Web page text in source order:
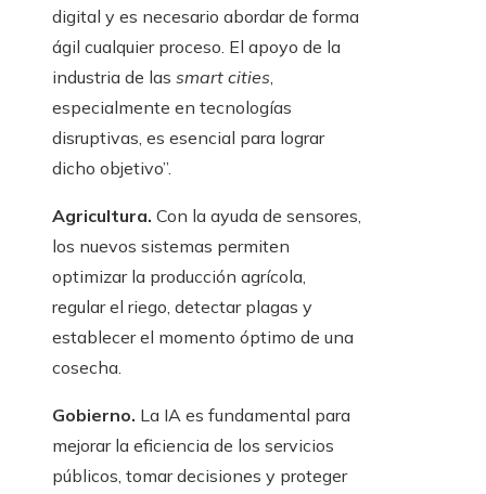
digital y es necesario abordar de forma
ágil cualquier proceso. El apoyo de la
industria de las smart cities,
especialmente en tecnologías
disruptivas, es esencial para lograr
dicho objetivo”.
Agricultura. Con la ayuda de sensores,
los nuevos sistemas permiten
optimizar la producción agrícola,
regular el riego, detectar plagas y
establecer el momento óptimo de una
cosecha.
Gobierno. La IA es fundamental para
mejorar la eficiencia de los servicios
públicos, tomar decisiones y proteger